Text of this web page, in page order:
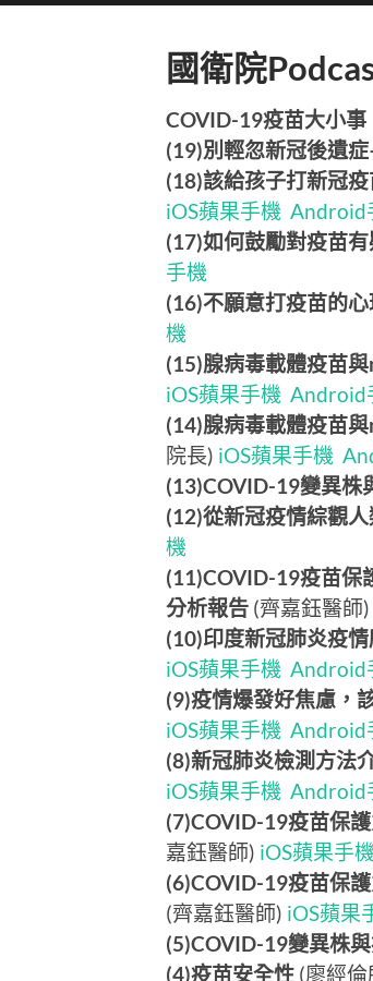
國衛院
COVID-19疫苗大小事
(19)別輕忽新冠後遺
(18)該給孩子打新冠
iOS蘋果手機 Android
(17)如何鼓勵對疫苗
手機
(16)不願意打疫苗的
機
(15)腺病毒載體疫苗與
iOS蘋果手機 Android
(14)腺病毒載體疫苗
院長) iOS蘋果手機
(13)COVID-19變異株
(12)從新冠疫情綜觀
機
(11)COVID-19疫苗保
分析報告 (齊嘉鈺醫師)
(10)印度新冠肺炎疫情
iOS蘋果手機 Android
(9)疫情爆發好焦慮，
iOS蘋果手機 Android
(8)新冠肺炎檢測方法
iOS蘋果手機 Android
(7)COVID-19疫苗保
嘉鈺醫師) iOS蘋果手
(6)COVID-19疫苗保
(齊嘉鈺醫師) iOS蘋果
(5)COVID-19變異株
(4)疫苗安全性 (廖經倫